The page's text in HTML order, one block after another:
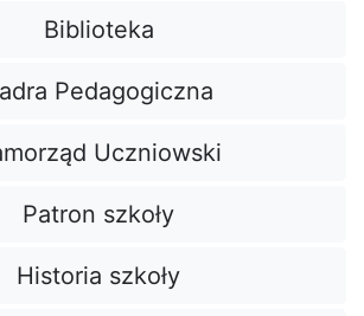
Biblioteka
Pedagogiczna
Uczniowski
Patron szkoły
Historia szkoły